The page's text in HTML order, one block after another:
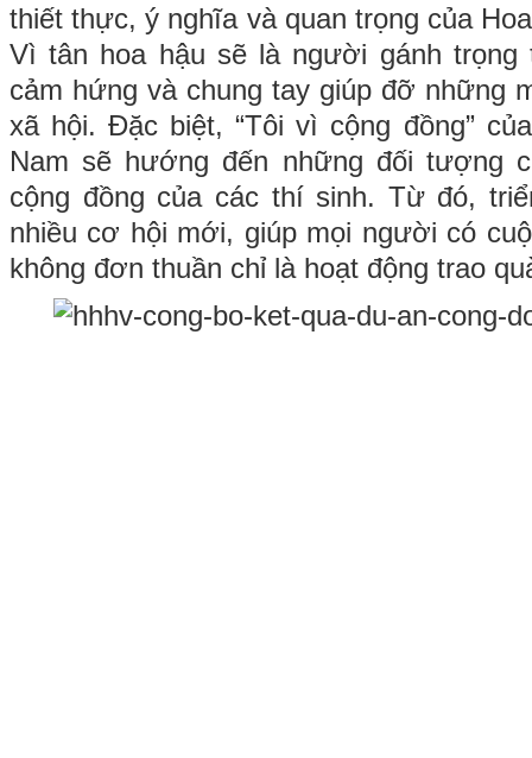
thiết thực, ý nghĩa và quan trọng của
Vì tân hoa hậu sẽ là người gánh trọng
cảm hứng và chung tay giúp đỡ những
xã hội. Đặc biệt, “Tôi vì cộng đồng”
Nam sẽ hướng đến những đối tượng
cộng đồng của các thí sinh. Từ đó,
nhiều cơ hội mới, giúp mọi người có
không đơn thuần chỉ là hoạt động trao